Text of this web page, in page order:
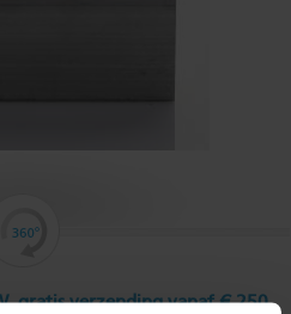
gratis verzending vanaf € 250